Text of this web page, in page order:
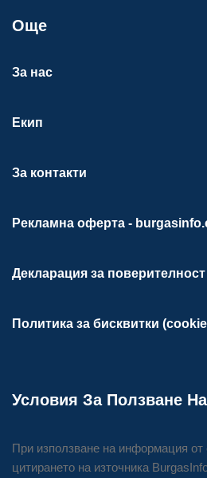
Още
За нас
Екип
За контакти
Рекламна оферта -
Декларация за поверителност
Политика за бисквитки
Условия За Ползване
При използване на информация от
цитирането на източника